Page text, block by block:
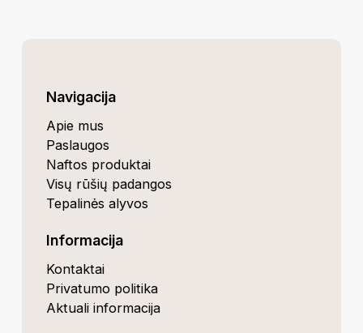
Navigacija
Apie mus
Paslaugos
Naftos produktai
Visų rūšių padangos
Tepalinės alyvos
Informacija
Kontaktai
Privatumo politika
Aktuali informacija